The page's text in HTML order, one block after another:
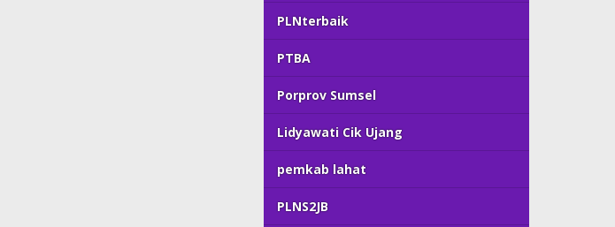
PLNterbaik
PTBA
Porprov Sumsel
Lidyawati Cik Ujang
pemkab lahat
PLNS2JB